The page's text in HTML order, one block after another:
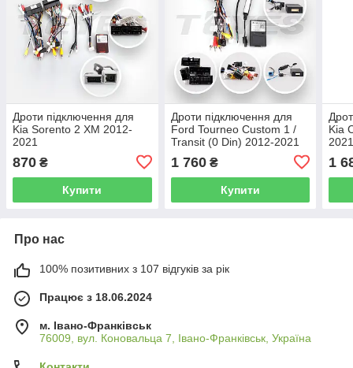
Дроти підключення для
Kia Sorento 2 XM 2012-
2021
870 ₴
Купити
Дроти підключення для
Ford Tourneo Custom 1 /
Transit (0 Din) 2012-2021
1 760₴
Купити
Kia
1
Про нас
100% позитивних з 107 відгуків за рік
Працює з 18.06.2024
м. Івано-Франківськ
76009, вул. Коновальца 7, Івано-Франківськ, Україна